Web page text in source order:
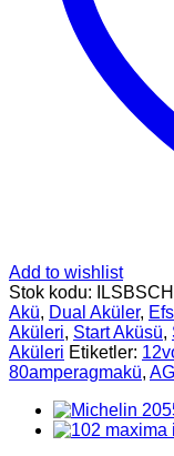
Add to wishlist
Stok kodu:
Akü, Dual Aküler,
Aküleri, Start Aküsü,
Aküleri Etiketler:
80amperagmakü,